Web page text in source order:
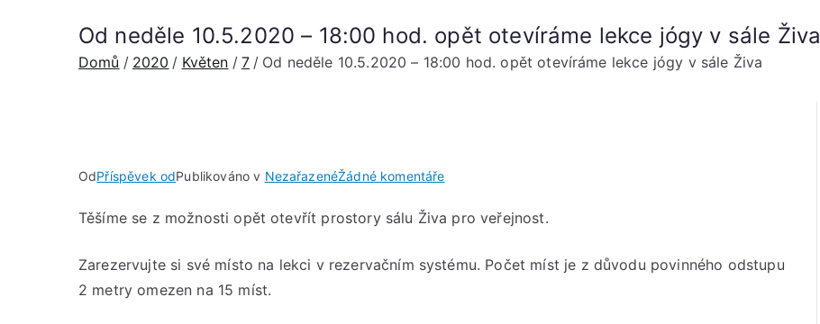
Od neděle 10.5.2020 – 18:00 hod. opět otevíráme lekce jógy v sále Živa
Domů 2020 Květen 7 Od neděle 10.5.2020 – 18:00 hod. opět otevíráme lekce jógy v sále Živa
OdPříspěvek odPublikováno v NezařazenéŽádné komentářeu
neděle
–
Těšíme se z možnosti opět otevřít prostory sálu Živa pro veřejnost.
Zarezervujte si své místo na lekci v rezervačním systému. Počet míst je z důvodu povinného odstupu
2 metry omezen na 15 míst.